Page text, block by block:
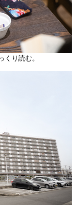
くり読む。